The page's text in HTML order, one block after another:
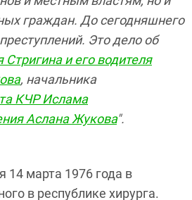
граждан. До сегодняшнего
Это дело об
Стригина и его водителя
, начальника
КЧР Ислама
Аслана Жукова".
14 марта 1976 года в
в республике хирурга.